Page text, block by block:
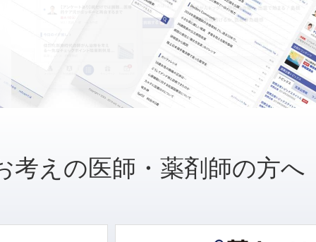
考えの医師・薬剤師の方へ